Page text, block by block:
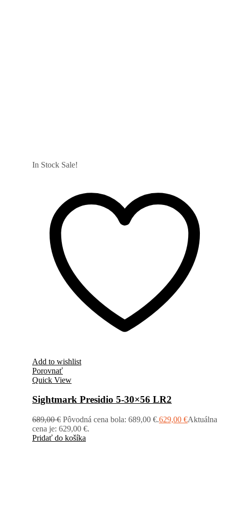
In Stock Sale!
Add to wishlist
Porovnať
Quick View
Sightmark Presidio 5-30×56 LR2
689,00€ Pôvodná cena bola: 689,00 €.629,00 €Aktuálna
cena je: 629,00 €.
Pridať do košíka